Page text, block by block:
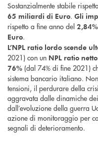
Sostanzialmente stabile
65 miliardi di Euro. Gli
rispetto a fine anno del 2,84%
Euro.
L’NPL ratio lordo scende
2021) con un NPL ratio
76% (dal 74% di fine 2021)
sistema bancario italiano.
tensioni, il perdurare della
aggravata dalle dinamiche
dall’evoluzione della guerra
azione di monitoraggio per
segnali di deterioramento.